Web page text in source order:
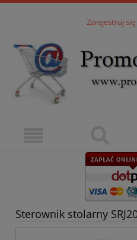
Zarejestruj się
Sterownik stolarny